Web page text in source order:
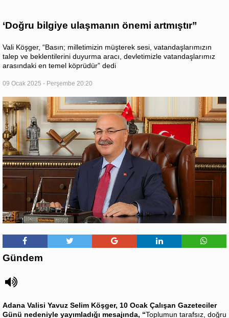
‘Doğru bilgiye ulaşmanın önemi artmıştır”
Vali Köşger, “Basın; milletimizin müşterek sesi, vatandaşlarımızın
talep ve beklentilerini duyurma aracı, devletimizle vatandaşlarımız
arasındaki en temel köprüdür” dedi
09 Ocak 2025 - Perşembe 20:20
Gündem
Adana Valisi Yavuz Selim Köşger, 10 Ocak Çalışan Gazeteciler
Günü nedeniyle yayımladığı mesajında, “Toplumun tarafsız, doğru